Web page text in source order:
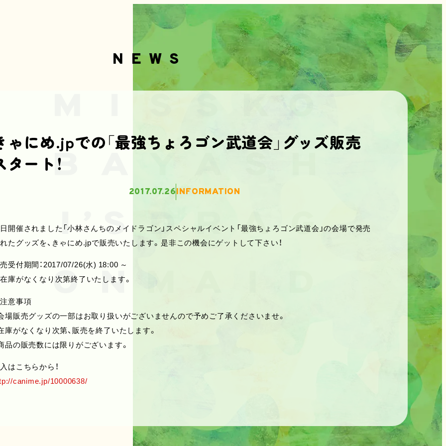
NEWS
ゃにめ.jpでの「最強ちょろゴン武道会」グッズ販売
タート！
2017.07.26INFORMATION
開催されました「小林さんちのメイドラゴン」スペシャルイベント「最強ちょろゴン武道会」の会場で発売
たグッズを、きゃにめ.jpで販売いたします。是非この機会にゲットして下さい！
受付期間：2017/07/26(水) 18:00 ～
庫がなくなり次第終了いたします。
意事項
場販売グッズの一部はお取り扱いがございませんので予めご了承くださいませ。
庫がなくなり次第、販売を終了いたします。
品の販売数には限りがございます。
はこちらから！
canime.jp/10000638/